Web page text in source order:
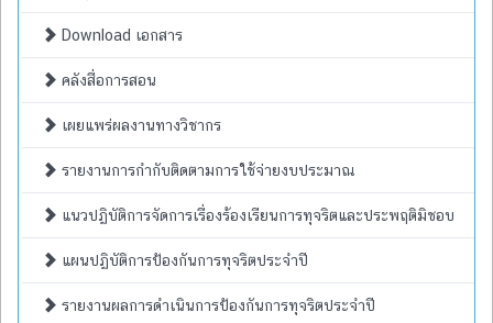
Download เอกสาร
คลังสื่อการสอน
เผยแพร่ผลงานทางวิชากร
รายงานการกำกับติดตามการใช้จ่ายงบประมาณ
แนวปฏิบัติการจัดการเรื่องร้องเรียนการทุจริตและประพฤติมิชอบ
แผนปฏิบัติการป้องกันการทุจริตประจำปี
รายงานผลการดำเนินการป้องกันการทุจริตประจำปี